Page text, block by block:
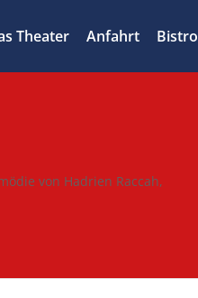
Theater Anfahrt Bistro
von Hadrien Raccah,